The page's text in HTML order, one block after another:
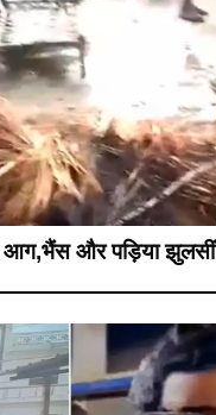
आग,भैंस और पड़िया